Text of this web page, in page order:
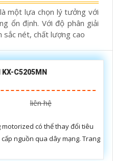
một lựa chọn lý tưởng với
ổn định. Với độ phân giải
sắc nét, chất lượng cao
C5205MN
liên hệ
motorized có thể thay đổi tiêu
nguồn qua dây mạng. Trang